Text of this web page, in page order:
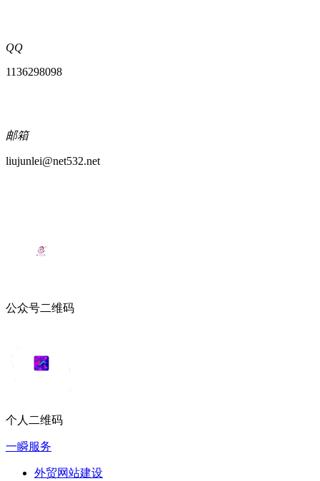
QQ
1136298098
邮箱
liujunlei@net532.net
公众号二维码
个人二维码
一瞬服务
外贸网站建设